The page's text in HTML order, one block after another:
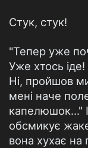
Стук, стук!
"Тепер уже
Уже хтось
Ні, пройшов
мені наче
капелюшок..."
обсмикує
вона хухає на